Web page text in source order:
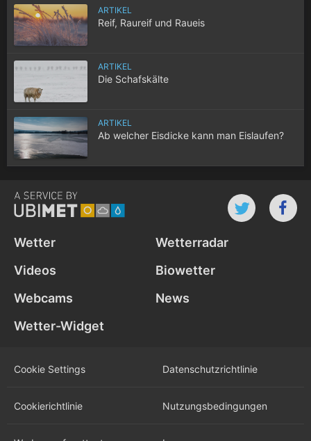
ARTIKEL
Reif, Raureif und Raueis
ARTIKEL
Die Schafskälte
ARTIKEL
Ab welcher Eisdicke kann man Eislaufen?
Wetter
Wetterradar
Videos
Biowetter
Webcams
News
Wetter-Widget
Cookie Settings Datenschutz­richtlinie
Cookie­richtlinie Nutzungs­bedingungen